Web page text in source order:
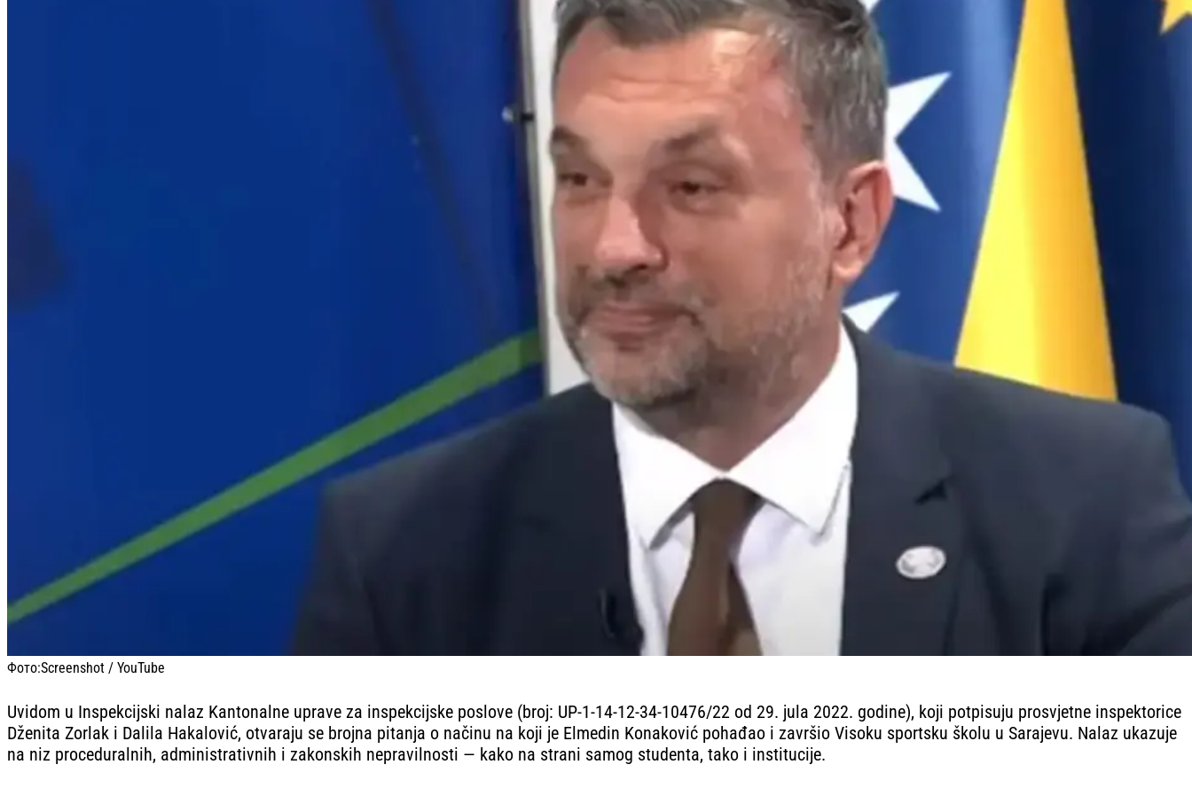
Фото:Screenshot / YouTube
Uvidom u Inspekcijski nalaz Kantonalne uprave za inspekcijske poslove (broj: UP-1-14-12-34-10476/22 od 29. jula 2022. godine), koji potpisuju prosvjetne inspektorice
Dženita Zorlak i Dalila Hakalović, otvaraju se brojna pitanja o načinu na koji je Elmedin Konaković pohađao i završio Visoku sportsku školu u Sarajevu. Nalaz ukazuje
na niz proceduralnih, administrativnih i zakonskih nepravilnosti — kako na strani samog studenta, tako i institucije.